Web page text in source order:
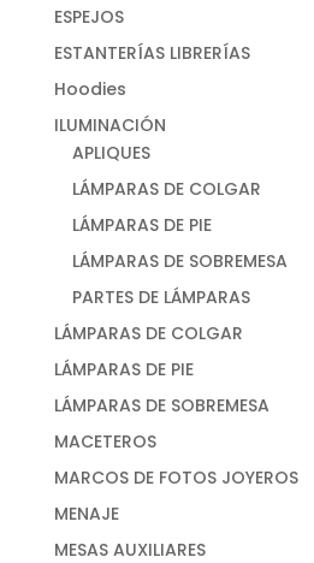
ESPEJOS
ESTANTERÍAS LIBRERÍAS
Hoodies
ILUMINACIÓN
APLIQUES
LÁMPARAS DE COLGAR
LÁMPARAS DE PIE
LÁMPARAS DE SOBREMESA
PARTES DE LÁMPARAS
LÁMPARAS DE COLGAR
LÁMPARAS DE PIE
LÁMPARAS DE SOBREMESA
MACETEROS
MARCOS DE FOTOS JOYEROS
MENAJE
MESAS AUXILIARES